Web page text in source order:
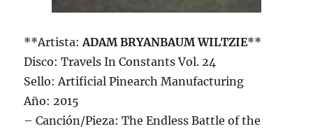
**Artista:ADAM BRYANBAUM WILTZIE**
Disco: Travels In Constants Vol. 24
Sello: Artificial Pinearch Manufacturing
Año: 2015
– Canción/Pieza: The Endless Battle of the